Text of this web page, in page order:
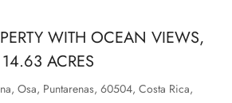
WITH OCEAN VIEWS,
ACRES
Osa, Puntarenas, 60504, Costa Rica,